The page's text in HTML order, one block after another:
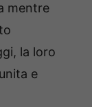
mentre
la loro
e